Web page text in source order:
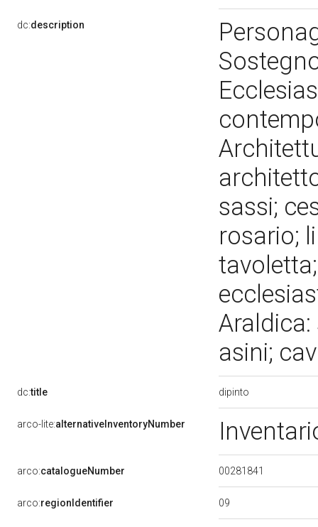
dc:description
sassi;
rosario;
asini;
dc:title dipinto
arco-lite:alternativeInventoryNumber
arco:catalogueNumber 00281841
arco:regionIdentifier 09